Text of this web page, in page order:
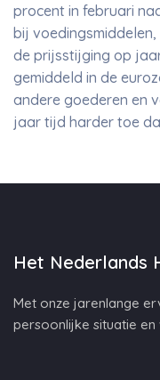
procent in februari
bij
de prijsstijging op
gemiddeld in de
andere goederen en
jaar tijd harder toe
Het Nederlands
Met onze jarenlange
persoonlijke situatie en